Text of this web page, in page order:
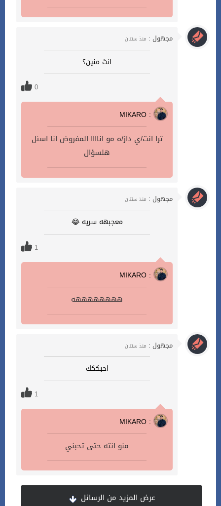
مجهول : منذ سنتان
انتَ منين؟
0
MIKARO :
ترا انت/ي داز/ه مو اناااا المفروض انا اسئل
هلسؤال
مجهول : منذ سنتان
معجبهه سريه 😂
1
MIKARO :
ههههههههه
مجهول : منذ سنتان
احبككك
1
MIKARO :
منو انته حتى تحبني
عرض المزيد من الرسائل